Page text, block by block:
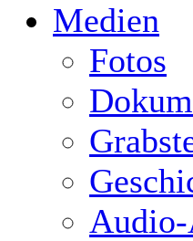
Medien
Fotos
Audio-